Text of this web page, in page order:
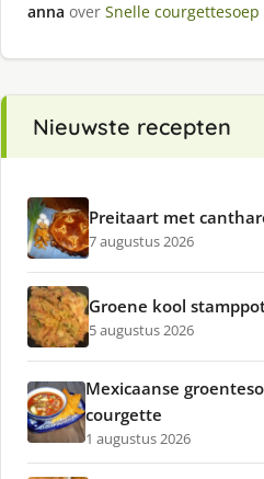
anna over Snelle
Nieuwste recepten
Preitaart met
7 augustus 2026
Groene kool
5 augustus 2026
Mexicaanse
courgette
1 augustus 2026